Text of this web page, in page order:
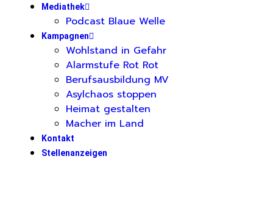
Mediathek
Podcast Blaue Welle
Kampagnen
Wohlstand in Gefahr
Alarmstufe Rot Rot
Berufsausbildung MV
Asylchaos stoppen
Heimat gestalten
Macher im Land
Kontakt
Stellenanzeigen